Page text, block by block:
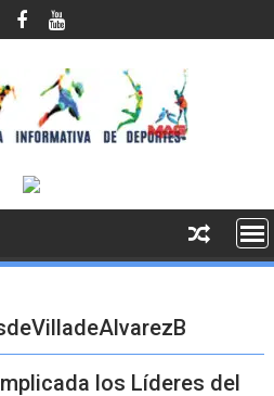
los Líderes del